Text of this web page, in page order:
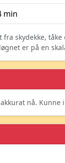
min
skydekke,
er på en
nå. Kunne